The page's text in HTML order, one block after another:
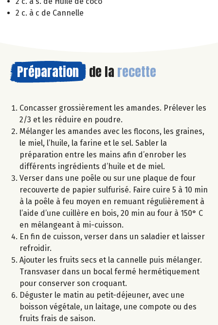
2 c. à c de Cannelle
Préparation de la recette
Concasser grossièrement les amandes. Prélever les
2/3 et les réduire en poudre.
Mélanger les amandes avec les flocons, les graines,
le miel, l’huile, la farine et le sel. Sabler la
préparation entre les mains afin d’enrober les
différents ingrédients d’huile et de miel.
Verser dans une poêle ou sur une plaque de four
recouverte de papier sulfurisé. Faire cuire 5 à 10 min
à la poêle à feu moyen en remuant régulièrement à
l’aide d’une cuillère en bois, 20 min au four à 150° C
en mélangeant à mi-cuisson.
En fin de cuisson, verser dans un saladier et laisser
refroidir.
Ajouter les fruits secs et la cannelle puis mélanger.
Transvaser dans un bocal fermé hermétiquement
pour conserver son croquant.
Déguster le matin au petit-déjeuner, avec une
boisson végétale, un laitage, une compote ou des
fruits frais de saison.